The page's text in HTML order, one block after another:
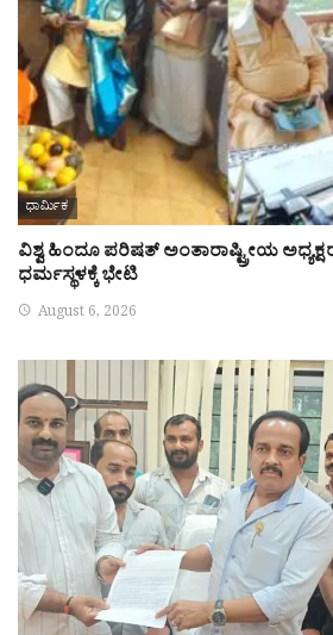
ಧಾರ್ಮಿಕ
ವಿಶ್ವ ಹಿಂದೂ ಪರಿಷತ್ ಅಂತಾರಾಷ್ಟ್ರೀಯ ಅಧ್ಯಕ್ಷರು
ಧರ್ಮಸ್ಥಳಕ್ಕೆ ಭೇಟಿ
August 6, 2026